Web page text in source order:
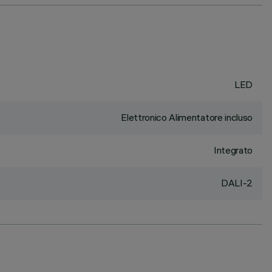
LED
Elettronico Alimentatore incluso
Integrato
DALI-2